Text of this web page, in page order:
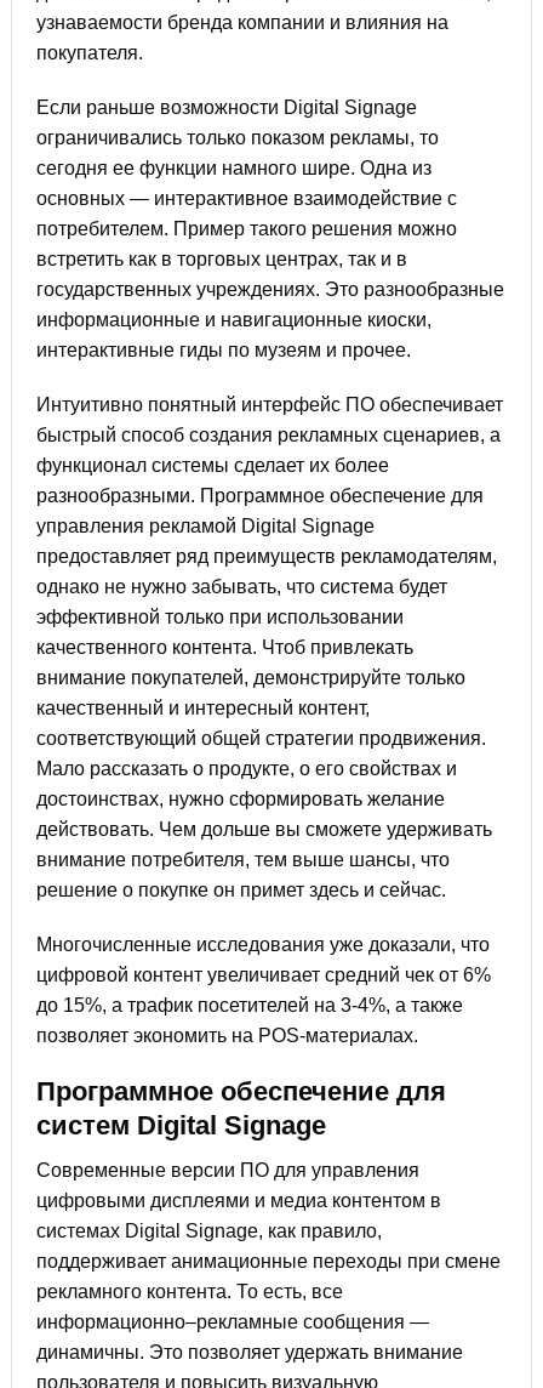
узнаваемости бренда компании и влияния на
покупателя.
Если раньше возможности Digital Signage
ограничивались только показом рекламы, то
сегодня ее функции намного шире. Одна из
основных — интерактивное взаимодействие с
потребителем. Пример такого решения можно
встретить как в торговых центрах, так и в
государственных учреждениях. Это разнообразные
информационные и навигационные киоски,
интерактивные гиды по музеям и прочее.
Интуитивно понятный интерфейс ПО обеспечивает
быстрый способ создания рекламных сценариев, а
функционал системы сделает их более
разнообразными. Программное обеспечение для
управления рекламой Digital Signage
предоставляет ряд преимуществ рекламодателям,
однако не нужно забывать, что система будет
эффективной только при использовании
качественного контента. Чтоб привлекать
внимание покупателей, демонстрируйте только
качественный и интересный контент,
соответствующий общей стратегии продвижения.
Мало рассказать о продукте, о его свойствах и
достоинствах, нужно сформировать желание
действовать. Чем дольше вы сможете удерживать
внимание потребителя, тем выше шансы, что
решение о покупке он примет здесь и сейчас.
Многочисленные исследования уже доказали, что
цифровой контент увеличивает средний чек от 6%
до 15%, а трафик посетителей на 3-4%, а также
позволяет экономить на POS-материалах.
Программное обеспечение для
систем Digital Signage
Современные версии ПО для управления
цифровыми дисплеями и медиа контентом в
системах Digital Signage, как правило,
поддерживает анимационные переходы при смене
рекламного контента. То есть, все
информационно–рекламные сообщения —
динамичны. Это позволяет удержать внимание
пользователя и повысить визуальную